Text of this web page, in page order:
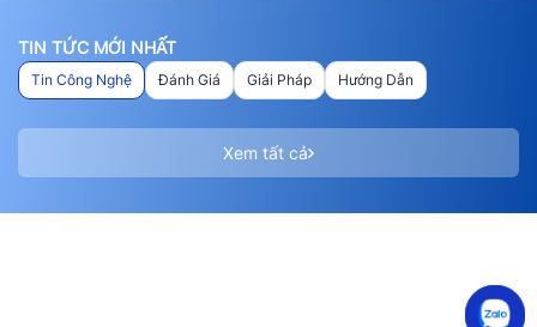
TIN TỨC MỚI NHẤT
Tin Công Nghệ Đánh Giá Giải Pháp Hướng Dẫn
Xem tất cả